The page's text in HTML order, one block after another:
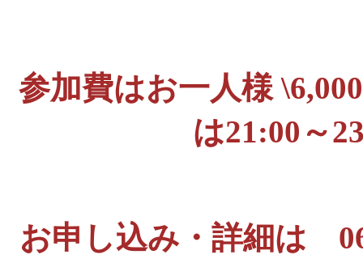
参加費はお一人様
は21:00～
お申し込み・詳細は